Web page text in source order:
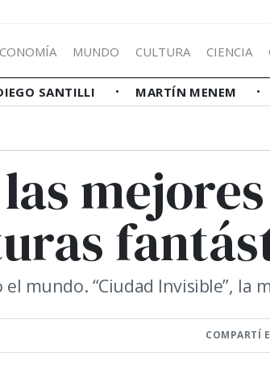
MUNDO CULTURA CIENCIA
SANTILLI MARTÍN MENEM
mundo. “Ciudad Invisible”, la
COMPARTÍ